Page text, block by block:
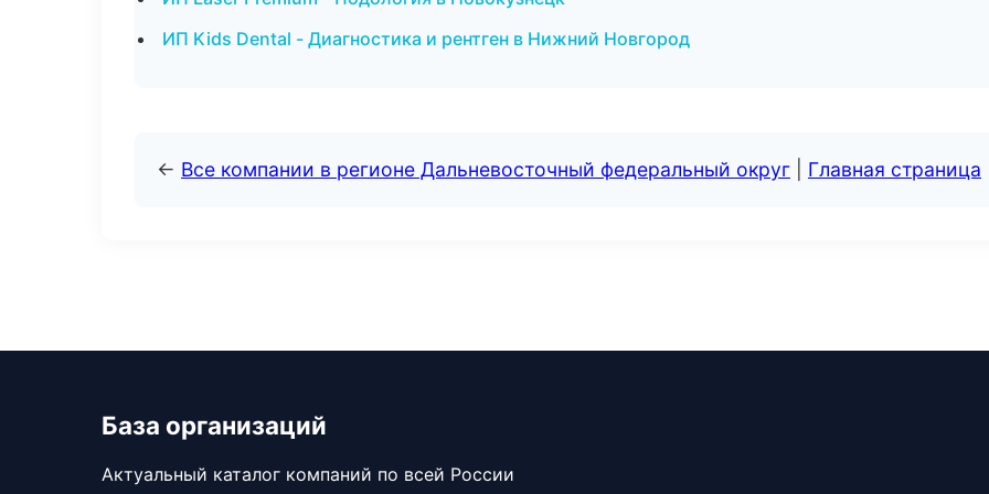
ИП Kids Dental - Диагностика и рентген в Нижний Новгород
← Все компании в регионе Дальневосточный федеральный округ Главная страница
База организаций
Актуальный каталог компаний по всей России